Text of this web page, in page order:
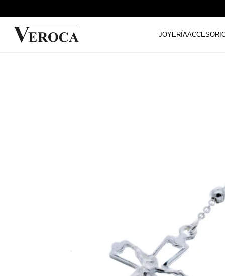
JOYERÍA